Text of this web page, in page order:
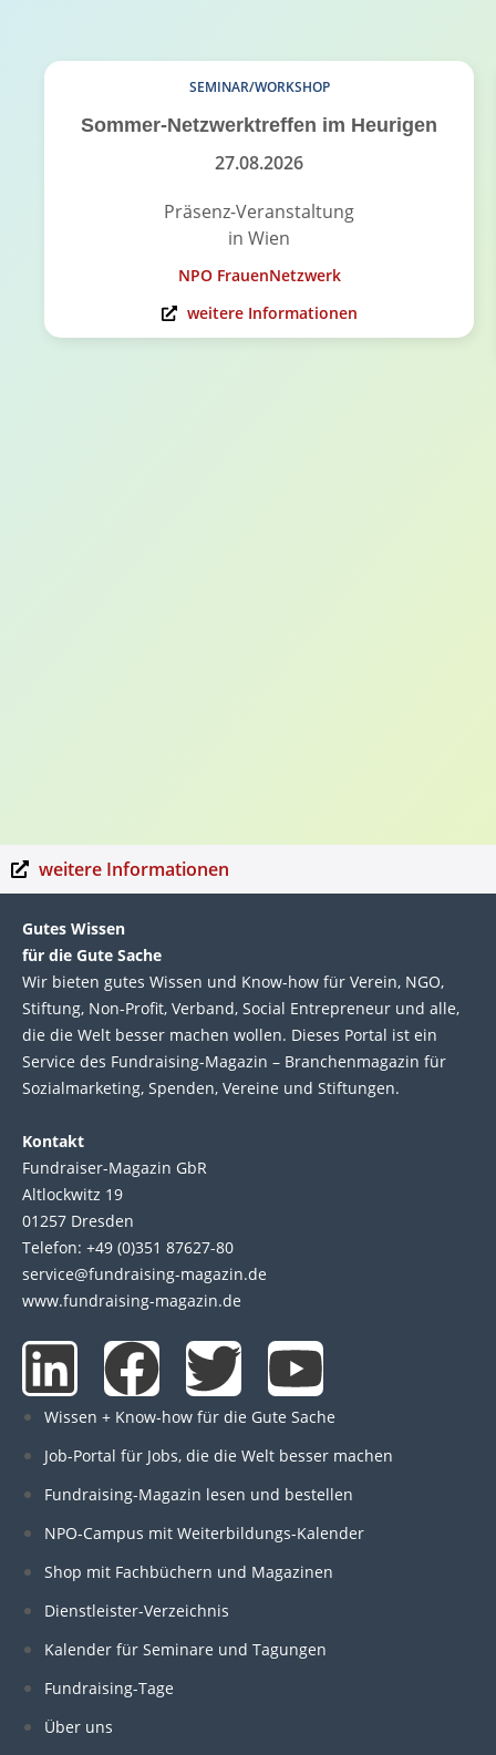
SEMINAR/WORKSHOP
Sommer-Netzwerktreffen im Heurigen
27.08.2026
Präsenz-Veranstaltung
in Wien
NPO FrauenNetzwerk
weitere Informationen
weitere Informationen
Gutes Wissen
für die Gute Sache
Wir bie­ten gutes Wis­sen und Know-how für Ver­ein, NGO,
Stif­tung, Non-Profit, Ver­band, Social Entre­pre­neur und alle,
die die Welt bes­ser machen wol­len. Die­ses Por­tal ist ein
Service des Fund­raising-Magazin – Bran­chen­magazin für
Sozial­marke­ting, Spen­den, Ver­eine und Stif­tun­gen.
Kontakt
Fundraiser-Magazin GbR
Altlockwitz 19
01257 Dresden
Telefon: +49 (0)351 87627-80
service@fundraising-magazin.de
www.fundraising-magazin.de
L
i
n
k
e
d
i
F
a
c
e
b
o
o
T
w
i
t
t
e
Y
o
u
t
u
b
Wissen + Know-how für die Gute Sache
Job-Portal für Jobs, die die Welt besser machen
Fundraising-Magazin lesen und bestellen
NPO-Campus mit Weiterbildungs-Kalender
Shop mit Fachbüchern und Magazinen
Dienstleister-Verzeichnis
Kalender für Seminare und Tagungen
Fundraising-Tage
Über uns